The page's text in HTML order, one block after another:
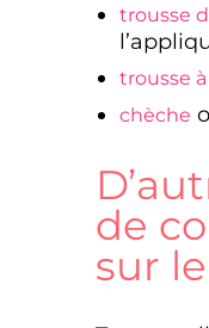
trousse
trousse
chèche
de
sur